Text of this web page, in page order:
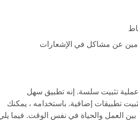
عن مشاكل في الإشعارات
يوفر Dual Space Lite عملية تثبيت سلسة. إنه تطبيق سهل
تطبيقات إضافية. باستخدامه ، يمكنك
بين العمل والحياة في نفس الوقت. فيما